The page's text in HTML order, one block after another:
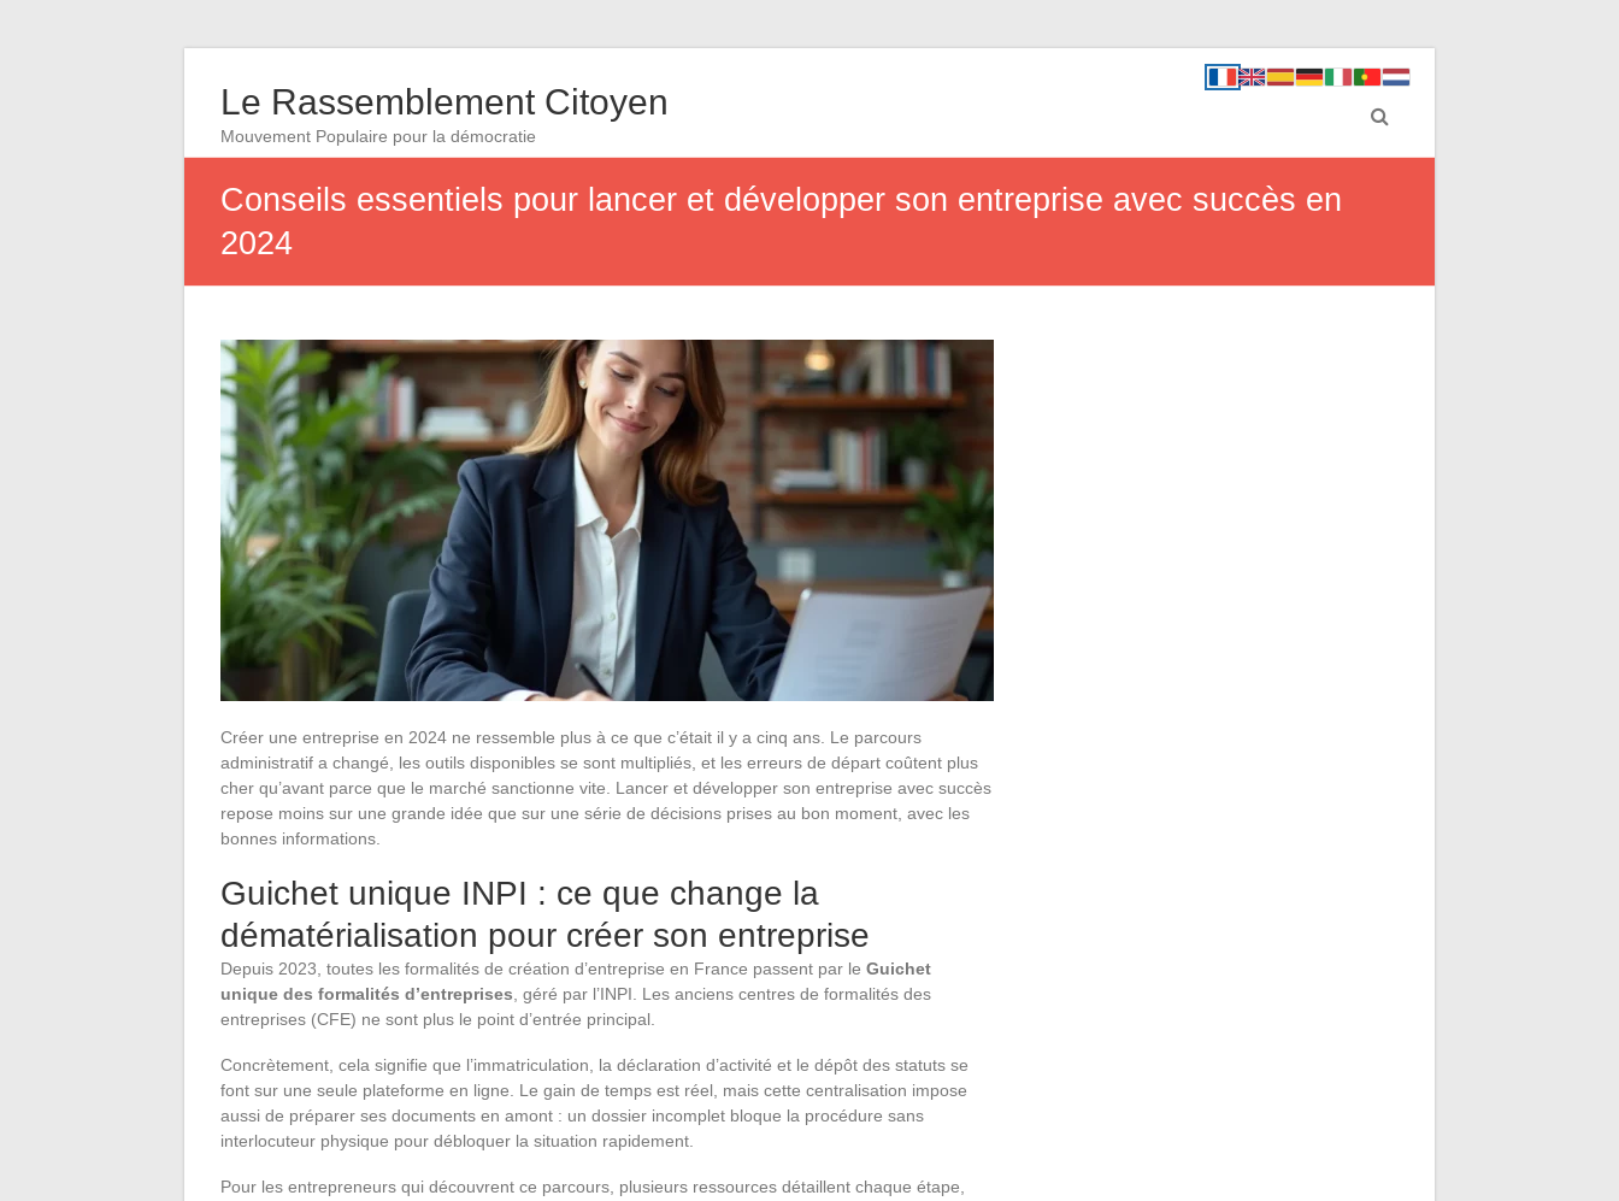
Le Rassemblement Citoyen
Mouvement Populaire pour la démocratie
Conseils essentiels pour lancer et développer son entreprise avec succès en
2024
Créer une entreprise en 2024 ne ressemble plus à ce que c’était il y a cinq ans. Le parcours
administratif a changé, les outils disponibles se sont multipliés, et les erreurs de départ coûtent plus
cher qu’avant parce que le marché sanctionne vite. Lancer et développer son entreprise avec succès
repose moins sur une grande idée que sur une série de décisions prises au bon moment, avec les
bonnes informations.
Guichet unique INPI : ce que change la
dématérialisation pour créer son entreprise
Depuis 2023, toutes les formalités de création d’entreprise en France passent par le Guichet
unique des formalités d’entreprises , géré par l’INPI. Les anciens centres de formalités des
entreprises (CFE) ne sont plus le point d’entrée principal.
Concrètement, cela signifie que l’immatriculation, la déclaration d’activité et le dépôt des statuts se
font sur une seule plateforme en ligne. Le gain de temps est réel, mais cette centralisation impose
aussi de préparer ses documents en amont : un dossier incomplet bloque la procédure sans
interlocuteur physique pour débloquer la situation rapidement.
Pour les entrepreneurs qui découvrent ce parcours, plusieurs ressources détaillent chaque étape,